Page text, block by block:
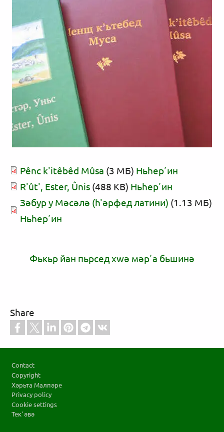
Pênc k'itêbêd Mûsa (3 МБ) Ньһерʼин
R'ût', Ester, Ûnis (488 KB) Ньһерʼин
Зәбур у Мәсәлә (һ'әрфед латини) (1.13 МБ)
Ньһерʼин
Фькьр йан пьрсед xwә мәрʼа бьшинә
Share
Contact
Copyright
Хәрьта Малпәре
Privacy policy
Cookie settings
Текʼәвә